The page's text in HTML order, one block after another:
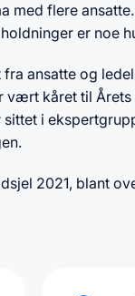
med flere
er noe
ansatte og
vært kåret til
i
2021, blant